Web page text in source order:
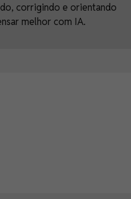
corrigindo e orientando
melhor com IA.